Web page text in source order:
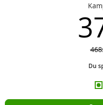
Du